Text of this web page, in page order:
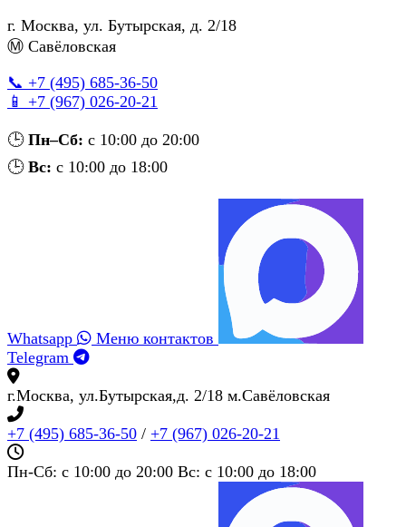
г. Москва, ул. Бутырская, д. 2/18
Ⓜ Савёловская
📞 +7 (495) 685‑36‑50
📱 +7 (967) 026‑20‑21
🕒 Пн–Сб: с 10:00 до 20:00
🕒 Вс: с 10:00 до 18:00
Whatsapp
Меню контактов
Telegram
г.Москва, ул.Бутырская,д. 2/18 м.Савёловская
+7 (495) 685‑36‑50 / +7 (967) 026‑20‑21
Пн-Сб: c 10:00 до 20:00 Вс: c 10:00 до 18:00